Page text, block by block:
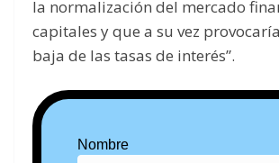
la normalización del mercado
capitales y que a su vez
baja de las tasas de interés”.
Nombre